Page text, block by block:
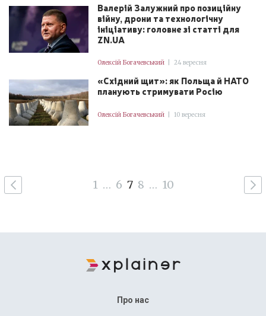
Валерій Залужний про позиційну
війну, дрони та технологічну
ініціативу: головне зі статті для
ZN.UA
Олексій Богачевський 24 вересня
«Східний щит»: як Польща й НАТО
планують стримувати Росію
Олексій Богачевський 10 вересня
1 … 6 7 8 … 10
Про нас